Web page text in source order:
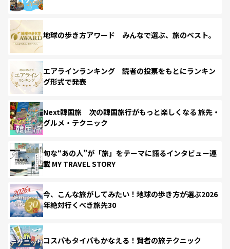
地球の歩き方アワード みんなで選ぶ、旅のベスト。
エアラインランキング 読者の投票をもとにランキン
グ形式で発表
Next韓国旅 次の韓国旅行がもっと楽しくなる 旅先・
グルメ・テクニック
旬な“あの人”が「旅」をテーマに語るインタビュー連
載 MY TRAVEL STORY
今、こんな旅がしてみたい！地球の歩き方が選ぶ2026
年絶対行くべき旅先30
コスパもタイパもかなえる！賢者の旅テクニック